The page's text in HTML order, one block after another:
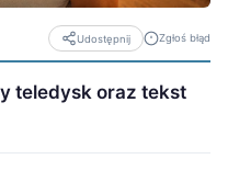
Udostępnij Zgłoś błąd
teledysk oraz tekst